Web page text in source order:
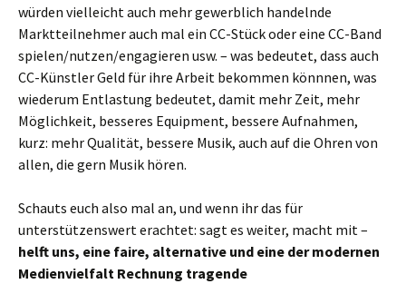
würden vielleicht auch mehr gewerblich handelnde
Marktteilnehmer auch mal ein CC-Stück oder eine CC-Band
spielen/nutzen/engagieren usw. – was bedeutet, dass auch
CC-Künstler Geld für ihre Arbeit bekommen könnnen, was
wiederum Entlastung bedeutet, damit mehr Zeit, mehr
Möglichkeit, besseres Equipment, bessere Aufnahmen,
kurz: mehr Qualität, bessere Musik, auch auf die Ohren von
allen, die gern Musik hören.
Schauts euch also mal an, und wenn ihr das für
unterstützenswert erachtet: sagt es weiter, macht mit –
helft uns, eine faire, alternative und eine der modernen
Medienvielfalt Rechnung tragende